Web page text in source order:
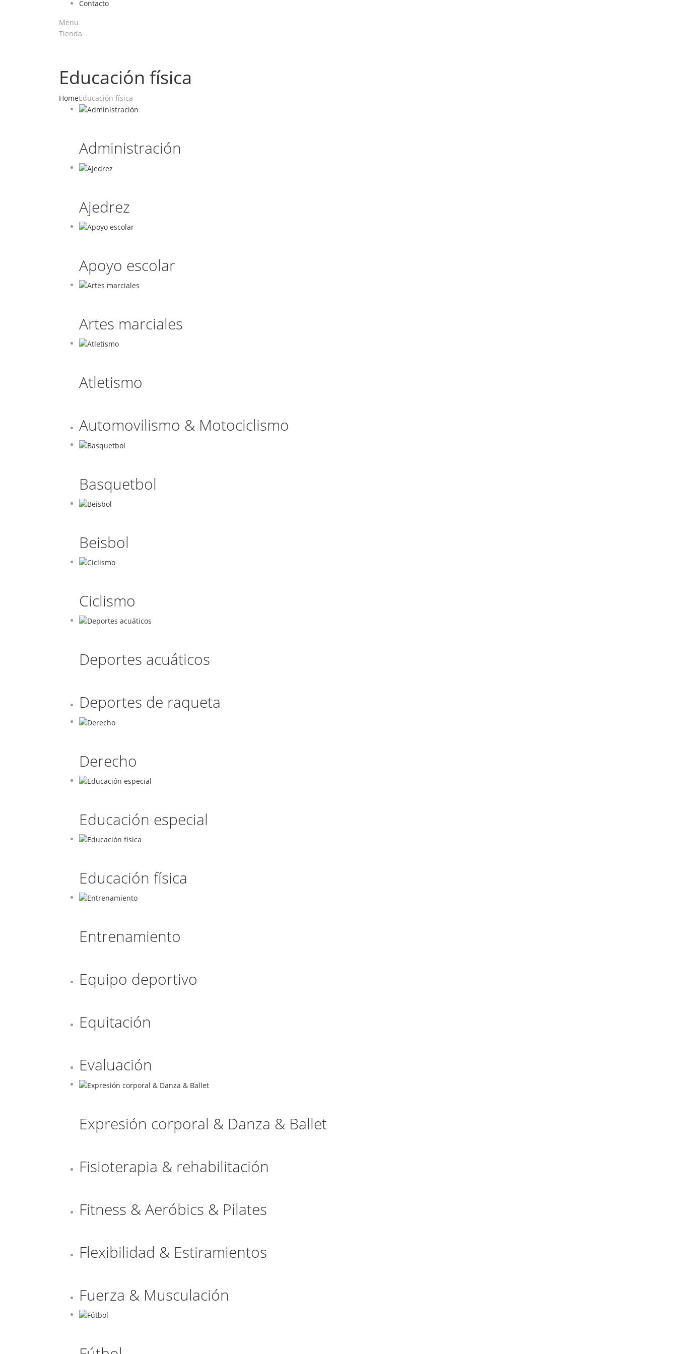
Contacto
Menu
Tienda
Educación física
HomeEducación física
Administración
Ajedrez
Apoyo escolar
Artes marciales
Atletismo
Automovilismo & Motociclismo
Basquetbol
Beisbol
Ciclismo
Deportes acuáticos
Deportes de raqueta
Derecho
Educación especial
Educación física
Entrenamiento
Equipo deportivo
Equitación
Evaluación
Expresión corporal & Danza & Ballet
Fisioterapia & rehabilitación
Fitness & Aeróbics & Pilates
Flexibilidad & Estiramientos
Fuerza & Musculación